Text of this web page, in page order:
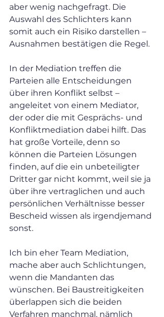
aber wenig nachgefragt. Die
Auswahl des Schlichters kann
somit auch ein Risiko darstellen –
Ausnahmen bestätigen die Regel.
In der Mediation treffen die
Parteien alle Entscheidungen
über ihren Konflikt selbst –
angeleitet von einem Mediator,
der oder die mit Gesprächs- und
Konfliktmediation dabei hilft. Das
hat große Vorteile, denn so
können die Parteien Lösungen
finden, auf die ein unbeteiligter
Dritter gar nicht kommt, weil sie ja
über ihre vertraglichen und auch
persönlichen Verhältnisse besser
Bescheid wissen als irgendjemand
sonst.
Ich bin eher Team Mediation,
mache aber auch Schlichtungen,
wenn die Mandanten das
wünschen. Bei Baustreitigkeiten
überlappen sich die beiden
Verfahren manchmal, nämlich